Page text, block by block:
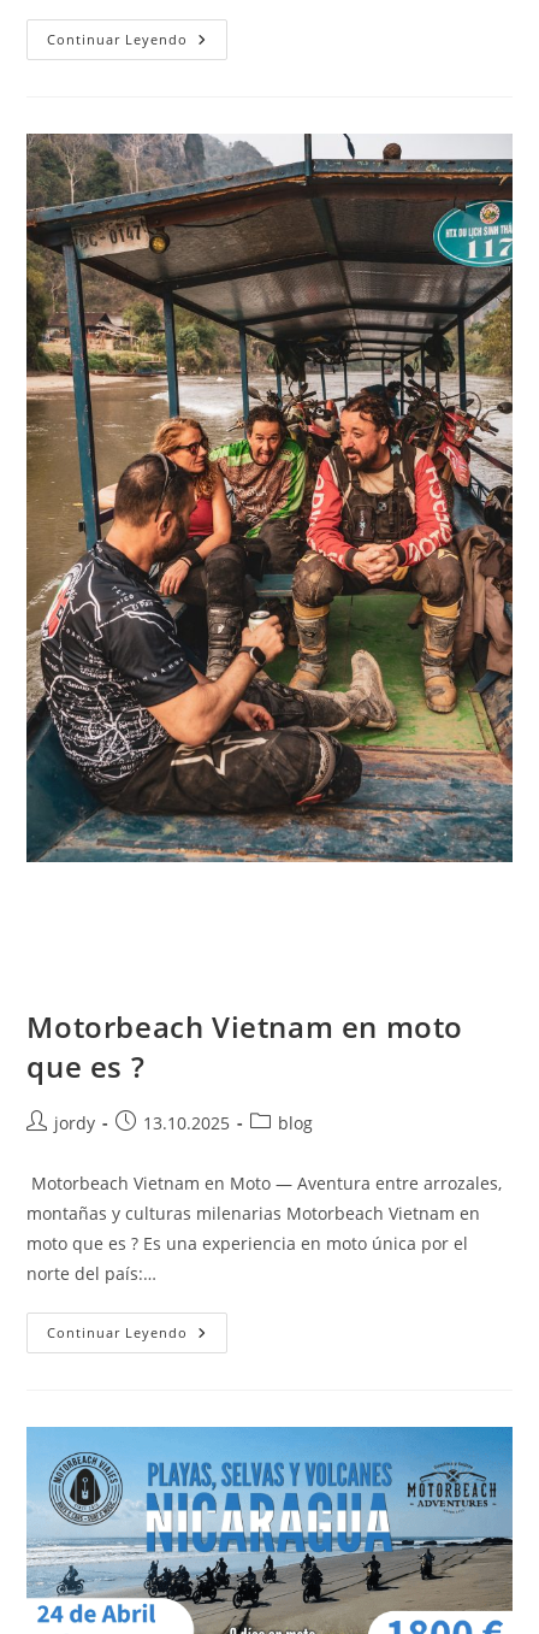
Continuar Leyendo Motorbeach
Viajes:
El
Mundo
Motorbeach Vietnam en moto
que es ?
Autor
entrada:
jordy
Publicación
la
entrada:
13.10.2025
Categoría
entrada:
blog
Motorbeach Vietnam en Moto — Aventura entre arrozales,
montañas y culturas milenarias Motorbeach Vietnam en
moto que es ? Es una experiencia en moto única por el
norte del país:…
Continuar Leyendo Motorbeach
Vietnam
?